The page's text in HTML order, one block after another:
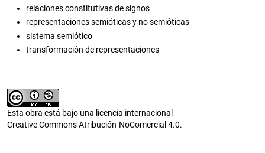
relaciones constitutivas de signos
representaciones semióticas y no semióticas
sistema semiótico
transformación de representaciones
Esta obra está bajo una licencia internacional
Creative Commons Atribución-NoComercial 4.0.